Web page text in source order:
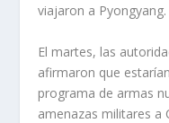
viajaron a Pyongyang.
El martes, las
afirmaron que
programa de armas
amenazas militares a